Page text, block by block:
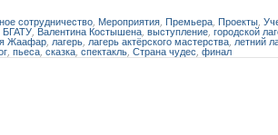
сотрудничество, Мероприятия, Премьера, Проекты,
БГАТУ, Валентина Костышена, выступление, городской
Жаафар, лагерь, лагерь актёрского мастерства, летний
, пьеса, сказка, спектакль, Страна чудес, финал